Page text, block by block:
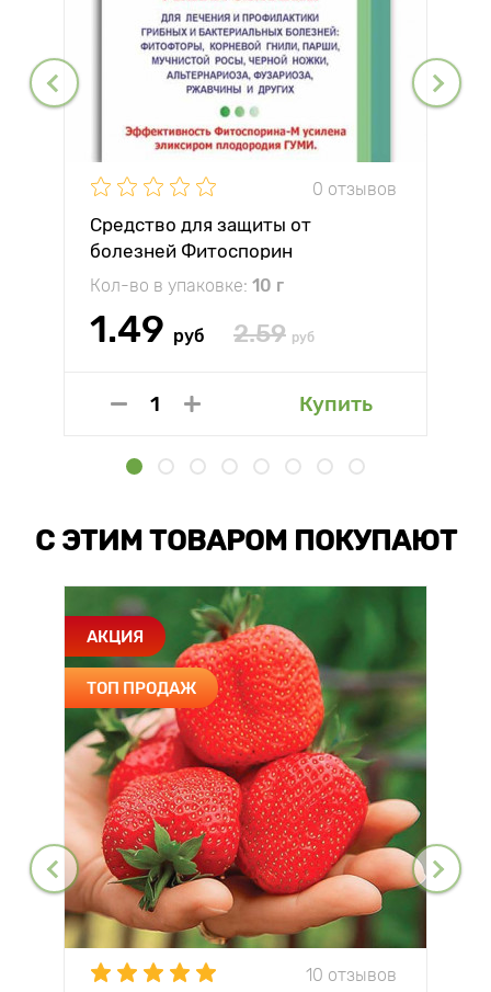
0 отзывов
Средство для защиты от
болезней Фитоспорин
Кол-во в упаковке: 10 г
1.49 руб 2.59 руб
Купить
С ЭТИМ ТОВАРОМ ПОКУПАЮТ
АКЦИЯ
ТОП ПРОДАЖ
10 отзывов